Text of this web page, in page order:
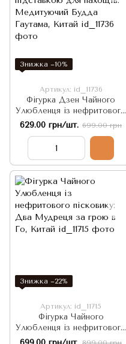
Знижка −10%
Артикул: id_11736
Фігурка Дзен Чайного
Улюбленця із нефритового
пісковику з підставкою для
пахощів: Медитуючий
Будда Гаутама, Китай
629.00 грн/шт. 699.00 грн
Знижка −22%
Артикул: id_11715
Фігурка Чайного
Улюбленця із нефритового
пісковику: Два Мудреця за